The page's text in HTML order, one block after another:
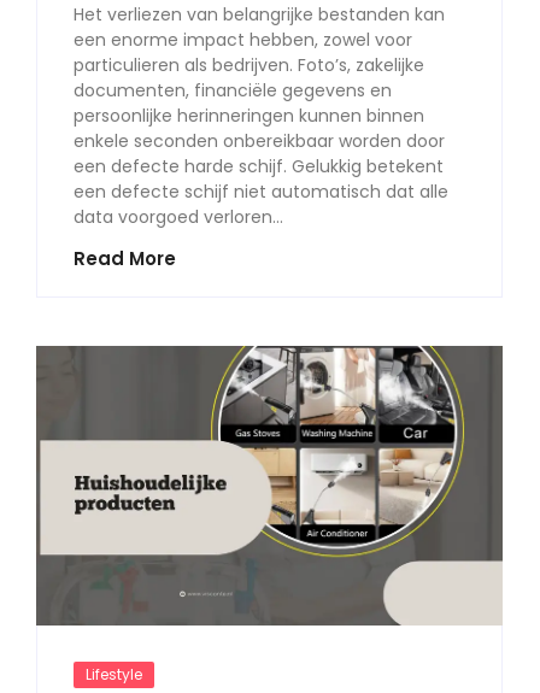
Het verliezen van belangrijke bestanden kan
een enorme impact hebben, zowel voor
particulieren als bedrijven. Foto’s, zakelijke
documenten, financiële gegevens en
persoonlijke herinneringen kunnen binnen
enkele seconden onbereikbaar worden door
een defecte harde schijf. Gelukkig betekent
een defecte schijf niet automatisch dat alle
data voorgoed verloren…
Read More
Lifestyle